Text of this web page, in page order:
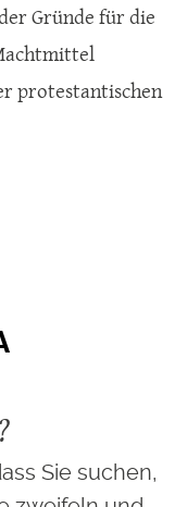
Gründe für die
protestantischen
Sie suchen,